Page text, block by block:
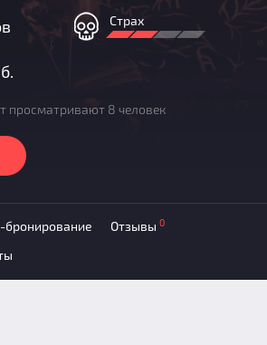
Страх
просматривают 8 человек
бронирование Отзывы 0